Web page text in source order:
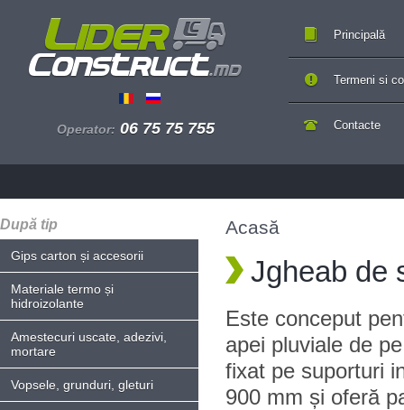
Operator: 06 75 75 755
Principală
Contacte
Termeni si
După tip
Gips carton și accesorii
Materiale termo și
hidroizolante
Amestecuri uscate, adezivi,
mortare
Vopsele, grunduri, gleturi
Acasă
Jgheab de
Este conceput
apei pluviale de
fixat pe suporturi
900 mm și oferă